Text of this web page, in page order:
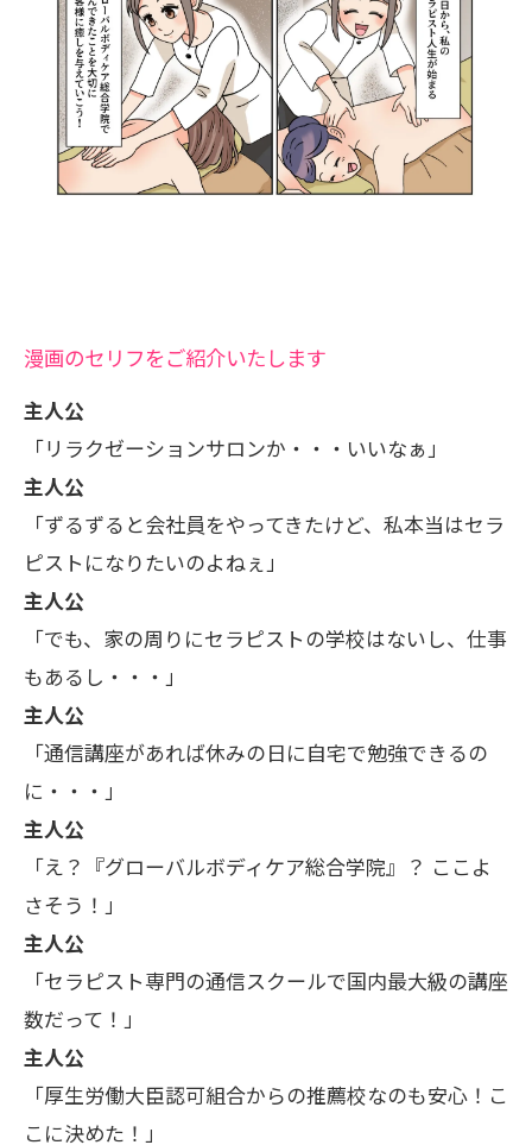
漫画のセリフをご紹介いたします
主人公
「リラクゼーションサロンか・・・いいなぁ」
主人公
「ずるずると会社員をやってきたけど、私本当はセラ
ピストになりたいのよねぇ」
主人公
「でも、家の周りにセラピストの学校はないし、仕事
もあるし・・・」
主人公
「通信講座があれば休みの日に自宅で勉強できるの
に・・・」
主人公
「え？『グローバルボディケア総合学院』？ ここよ
さそう！」
主人公
「セラピスト専門の通信スクールで国内最大級の講座
数だって！」
主人公
「厚生労働大臣認可組合からの推薦校なのも安心！こ
こに決めた！」